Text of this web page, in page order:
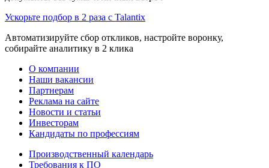
Ускорьте подбор в 2 раза с Talantix
Автоматизируйте сбор откликов, настройте воронку,
собирайте аналитику в 2 клика
О компании
Наши вакансии
Партнерам
Реклама на сайте
Новости и статьи
Инвесторам
Кандидаты по профессиям
Производственный календарь
Требования к ПО